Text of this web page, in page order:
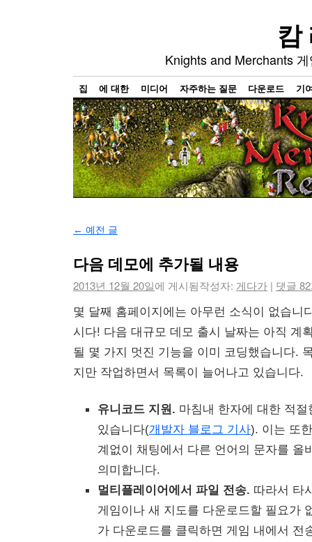
캄
Knights and Merchants
집 에 대한 미디어 자주하는 질문 다운로드 기
← 예전 글
다음 데모에 추가될 내용
2013년 12월 20일에 게시됨작성자: 게다가 | 댓글
몇 달째 홈페이지에는 아무런 소식이 없습니
시다! 다음 대규모 데모 출시 날짜는 아직 계
될 몇 가지 멋진 기능을 이미 코딩했습니다.
지만 작업하면서 목록이 늘어나고 있습니다.
유니코드 지원. 마침내 한자에 대한 적
있습니다(개발자 블로그 기사). 이는 또
계없이 채팅에서 다른 언어의 문자를 올
의미합니다.
멀티플레이어에서 파일 전송. 따라서 타
게임이나 새 지도를 다운로드할 필요가
가 다운로드를 클릭하면 게임 내에서 전